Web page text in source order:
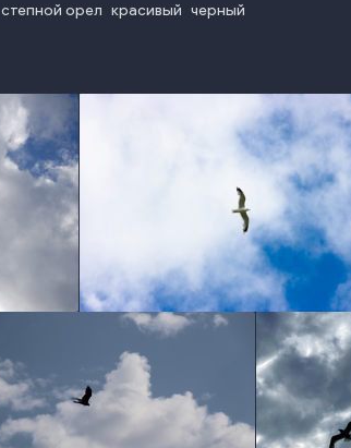
степной орел красивый черный
photo